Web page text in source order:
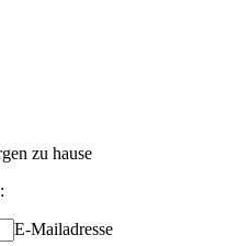
zu hause
E-Mailadresse